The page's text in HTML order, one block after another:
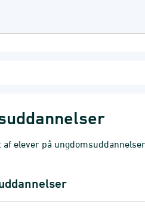
elever på